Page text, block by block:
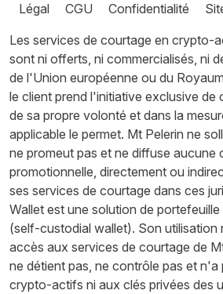
Légal
CGU Confidentialité
Les services de courtage en crypto-
sont ni offerts, ni commercialisés, ni
de l'Union européenne ou du
le client prend l'initiative exclusive de
de sa propre volonté et dans la
applicable le permet. Mt Pelerin ne
ne promeut pas et ne diffuse aucune
promotionnelle, directement ou
ses services de courtage dans ces
Wallet est une solution de
(self-custodial wallet). Son utilisation
accès aux services de courtage de
ne détient pas, ne contrôle pas et
crypto-actifs ni aux clés privées des